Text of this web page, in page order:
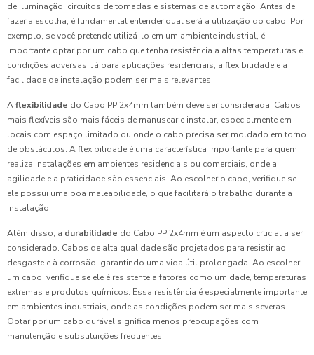
de iluminação, circuitos de tomadas e sistemas de automação. Antes de
fazer a escolha, é fundamental entender qual será a utilização do cabo. Por
exemplo, se você pretende utilizá-lo em um ambiente industrial, é
importante optar por um cabo que tenha resistência a altas temperaturas e
condições adversas. Já para aplicações residenciais, a flexibilidade e a
facilidade de instalação podem ser mais relevantes.
Aflexibilidade do Cabo PP 2x4mm também deve ser considerada. Cabos
mais flexíveis são mais fáceis de manusear e instalar, especialmente em
locais com espaço limitado ou onde o cabo precisa ser moldado em torno
de obstáculos. A flexibilidade é uma característica importante para quem
realiza instalações em ambientes residenciais ou comerciais, onde a
agilidade e a praticidade são essenciais. Ao escolher o cabo, verifique se
ele possui uma boa maleabilidade, o que facilitará o trabalho durante a
instalação.
Além disso, a durabilidade do Cabo PP 2x4mm é um aspecto crucial a ser
considerado. Cabos de alta qualidade são projetados para resistir ao
desgaste e à corrosão, garantindo uma vida útil prolongada. Ao escolher
um cabo, verifique se ele é resistente a fatores como umidade, temperaturas
extremas e produtos químicos. Essa resistência é especialmente importante
em ambientes industriais, onde as condições podem ser mais severas.
Optar por um cabo durável significa menos preocupações com
manutenção e substituições frequentes.